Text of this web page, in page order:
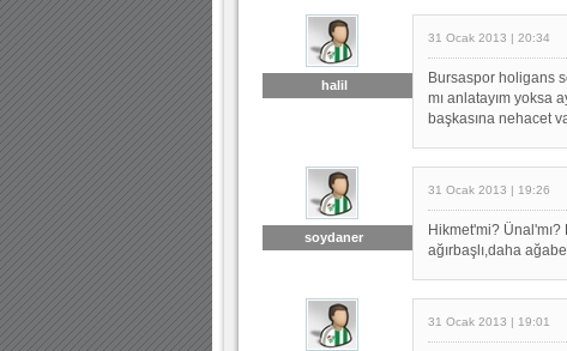
halil
31 Ocak 2013 | 20:34
Bursaspor holigans
mı anlatayım yoksa
başkasına nehacet
soydaner
31 Ocak 2013 | 19:26
Hikmet'mi?
ağırbaşlı,daha
31 Ocak 2013 | 19:01